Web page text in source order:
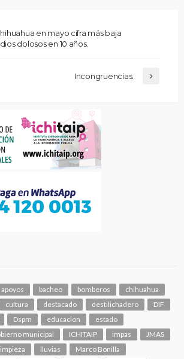
en mayo cifra más baja
dolosos en 10 años.
Incongruencias.
apoyos bacheo bomberos
chihuahua
cultura destacado destilichadero
DIF
Dspm educacion
estado
municipal ICHITAIP impas
JMAS
lluvias
Marco Bonilla